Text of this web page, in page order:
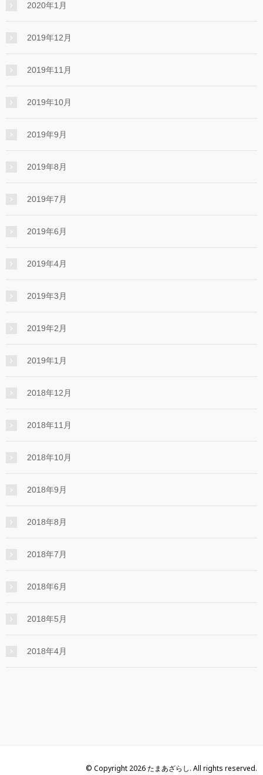
2020年1月
2019年12月
2019年11月
2019年10月
2019年9月
2019年8月
2019年7月
2019年6月
2019年4月
2019年3月
2019年2月
2019年1月
2018年12月
2018年11月
2018年10月
2018年9月
2018年8月
2018年7月
2018年6月
2018年5月
2018年4月
© Copyright 2026 たまあざらし. All rights reserved.